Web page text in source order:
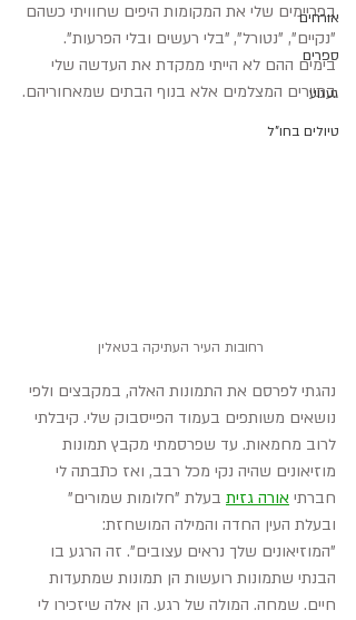
אורחים
ספרים
געגוע
טיולים בחו"ל
בפריימים שלי את המקומות היפים שחוויתי כשהם
"נקיים", "נטורל", "בלי רעשים ובלי הפרעות".
בימים ההם לא הייתי ממקדת את העדשה שלי
בתיירים המצלמים אלא בנוף הבתים שמאחוריהם.
רחובות העיר העתיקה בטאלין
נהגתי לפרסם את התמונות האלה, במקבצים ולפי
נושאים משותפים בעמוד הפייסבוק שלי. קיבלתי
לרוב מחמאות. עד שפרסמתי מקבץ תמונות
מוזיאונים שהיה נקי מכל רבב, ואז כתבתה לי
חברתי אורה גזית בעלת "חלומות שמורים"
ובעלת העין החדה והמילה המושחזת:
"המוזיאונים שלך נראים עצובים". זה הרגע בו
הבנתי שתמונות רועשות הן תמונות שמתעדות
חיים. שמחה. המולה של רגע. הן אלה שיזכירו לי